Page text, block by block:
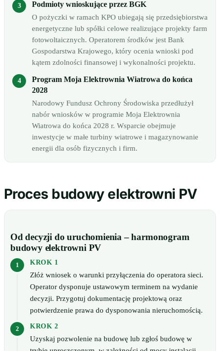
Podmioty wnioskujące przez BGK
O pożyczki w ramach KPO ubiegają się przedsiębiorstwa
energetyczne lub spółki celowe realizujące projekty farm
fotowoltaicznych. Operatorem środków jest Bank
Gospodarstwa Krajowego, który ocenia wnioski pod
kątem zdolności finansowej i wykonalności projektu.
Program Moja Elektrownia Wiatrowa do końca
2028
Narodowy Fundusz Ochrony Środowiska przedłużył
nabór wniosków w programie Moja Elektrownia
Wiatrowa do końca 2028 r. Wsparcie obejmuje
inwestycje w małe turbiny wiatrowe i magazynowanie
energii dla osób fizycznych i firm.
Proces budowy elektrowni PV
Od decyzji do uruchomienia – harmonogram
budowy elektrowni PV
KROK 1
Złóż wniosek o warunki przyłączenia do operatora sieci.
Operator dysponuje ustawowym terminem na wydanie
decyzji. Przygotuj dokumentację projektową oraz
potwierdzenie prawa do dysponowania nieruchomością.
KROK 2
Uzyskaj pozwolenie na budowę lub zgłoś budowę w